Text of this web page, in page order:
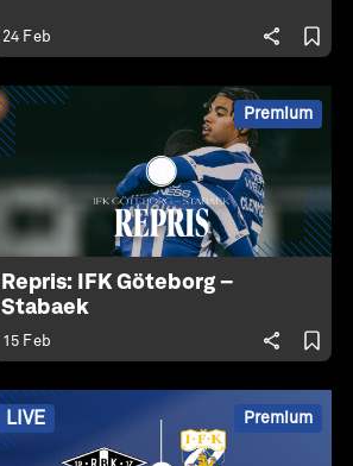
24 Feb
Premium
Repris: IFK Göteborg –
Stabaek
15 Feb
LIVE Premium